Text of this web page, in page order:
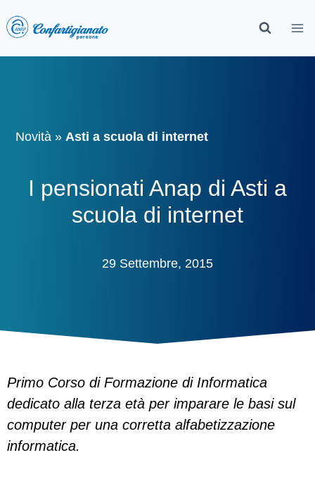
Novità » Asti a scuola di internet
I pensionati Anap di Asti a
scuola di internet
29 Settembre, 2015
Primo Corso di Formazione di Informatica
dedicato alla terza età per imparare le basi sul
computer per una corretta alfabetizzazione
informatica.